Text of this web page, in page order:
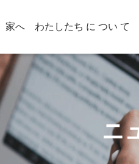
家へ わたしたち に つい て
ニ